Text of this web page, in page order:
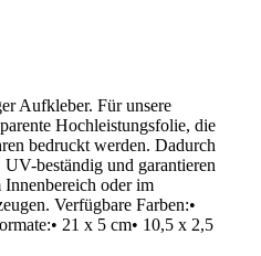
Aufkleber. Für unsere
Hochleistungsfolie, die
bedruckt werden. Dadurch
beständig und garantieren
oder im
Verfügbare Farben:•
21 x 5 cm• 10,5 x 2,5